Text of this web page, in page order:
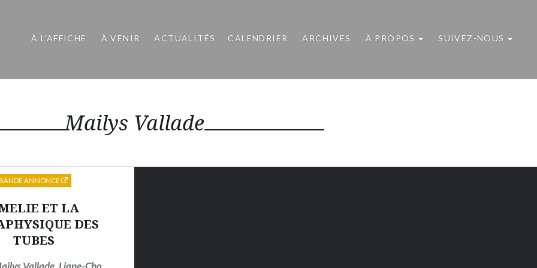
À L’AFFICHE À VENIR ACTUALITÉS CALENDRIER ARCHIVES À PROPOS SUIVEZ-NOUS
Mailys Vallade
ET LA
DES
TUBES
ANNONCE